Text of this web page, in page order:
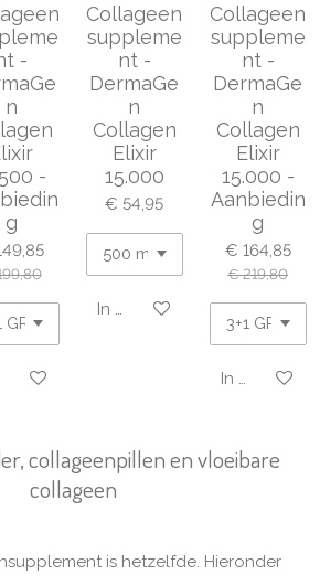
-
n
-
g
Collageen
suppleme
nt -
DermaGe
n
Collagen
Elixir
15.000
€ 54,95
In winkelwagen
Collageen
suppleme
nt -
DermaGe
n
Collagen
Elixir
15.000 -
Aanbiedin
g
€ 164,85
€ 219,80
In
collageenpillen en vloeibare
collageen
is hetzelfde. Hieronder